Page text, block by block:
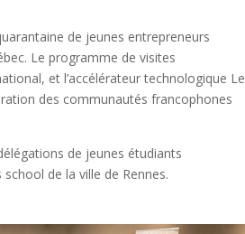
de jeunes entrepreneurs
Le programme de visites
et l’accélérateur technologique Le
des communautés francophones
de jeunes étudiants
de la ville de Rennes.